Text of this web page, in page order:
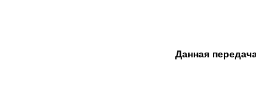
Данная